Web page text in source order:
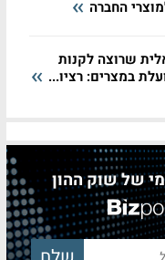
החברה
שרוצה לקנות
במצרים: רציו...
של שוק ההון